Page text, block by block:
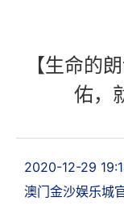
【生命的
佑，
2020-12-29
澳门金沙娱乐城